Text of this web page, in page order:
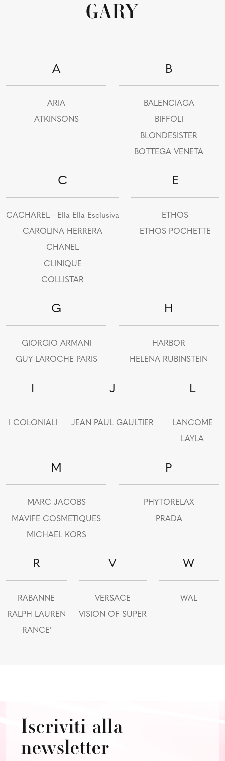
GARY
A
ARIA
ATKINSONS
B
BALENCIAGA
BIFFOLI
BLONDESISTER
BOTTEGA VENETA
C
CACHAREL - Ella Ella Esclusiva
CAROLINA HERRERA
CHANEL
CLINIQUE
COLLISTAR
E
ETHOS
ETHOS POCHETTE
G
GIORGIO ARMANI
GUY LAROCHE PARIS
H
HARBOR
HELENA RUBINSTEIN
I
I COLONIALI
J
JEAN PAUL GAULTIER
L
LANCOME
LAYLA
M
MARC JACOBS
MAVIFE COSMETIQUES
MICHAEL KORS
P
PHYTORELAX
PRADA
R
RABANNE
RALPH LAUREN
RANCE'
V
VERSACE
VISION OF SUPER
W
WAL
Iscriviti alla
newsletter